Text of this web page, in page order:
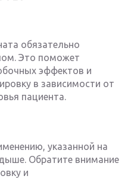
обязательно
Это поможет
эффектов и
в зависимости от
пациента.
указанной на
Обратите внимание
и